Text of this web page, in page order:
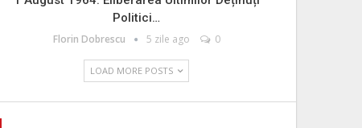
Politici…
Florin Dobrescu 5 zile ago 0
LOAD MORE POSTS